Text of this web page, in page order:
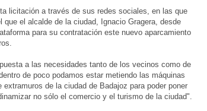
licitación a través de sus redes sociales, en las que
el alcalde de la ciudad, Ignacio Gragera, desde
para su contratación este nuevo aparcamiento
a las necesidades tanto de los vecinos como de
de poco podamos estar metiendo las máquinas
de la ciudad de Badajoz para poder poner
no sólo el comercio y el turismo de la ciudad".